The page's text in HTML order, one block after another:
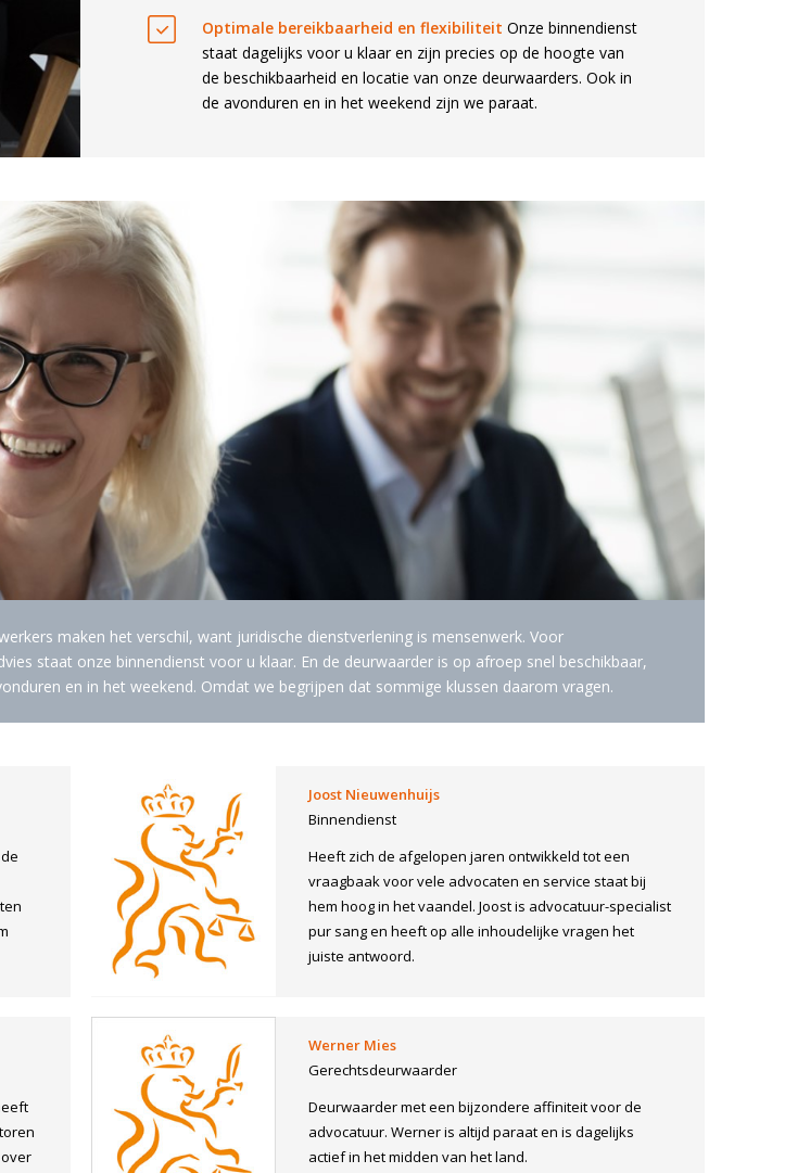
Optimale bereikbaarheid en flexibiliteit Onze binnendienst
staat dagelijks voor u klaar en zijn precies op de hoogte van
de beschikbaarheid en locatie van onze deurwaarders. Ook in
de avonduren en in het weekend zijn we paraat.
maken het verschil, want juridische dienstverlening is mensenwerk. Voor
staat onze binnendienst voor u klaar. En de deurwaarder is op afroep snel beschikbaar,
en in het weekend. Omdat we begrijpen dat sommige klussen daarom vragen.
Joost Nieuwenhuijs
Binnendienst
Heeft zich de afgelopen jaren ontwikkeld tot een
vraagbaak voor vele advocaten en service staat bij
hem hoog in het vaandel. Joost is advocatuur-specialist
pur sang en heeft op alle inhoudelijke vragen het
juiste antwoord.
Werner Mies
Gerechtsdeurwaarder
Deurwaarder met een bijzondere affiniteit voor de
advocatuur. Werner is altijd paraat en is dagelijks
actief in het midden van het land.